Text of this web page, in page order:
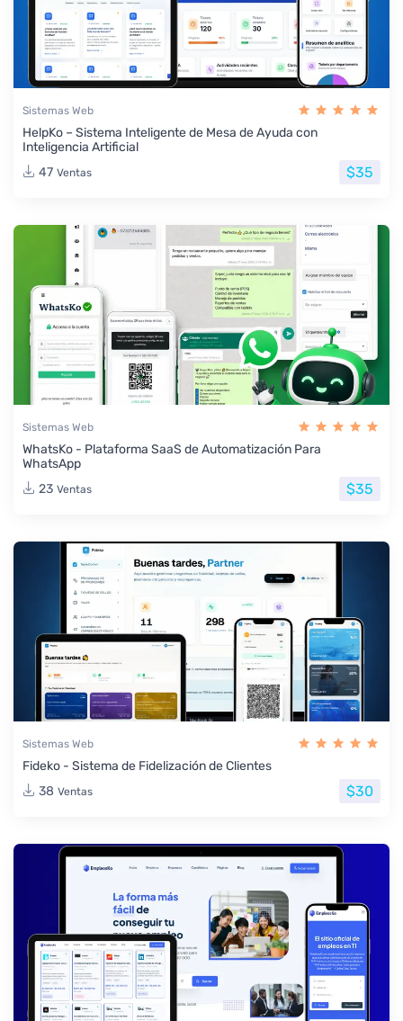
Sistemas Web
HelpKo – Sistema Inteligente de Mesa de Ayuda con
Inteligencia Artificial
47 Ventas $35
Sistemas Web
WhatsKo - Plataforma SaaS de Automatización Para
WhatsApp
23 Ventas $35
Sistemas Web
Fideko - Sistema de Fidelización de Clientes
38 Ventas $30